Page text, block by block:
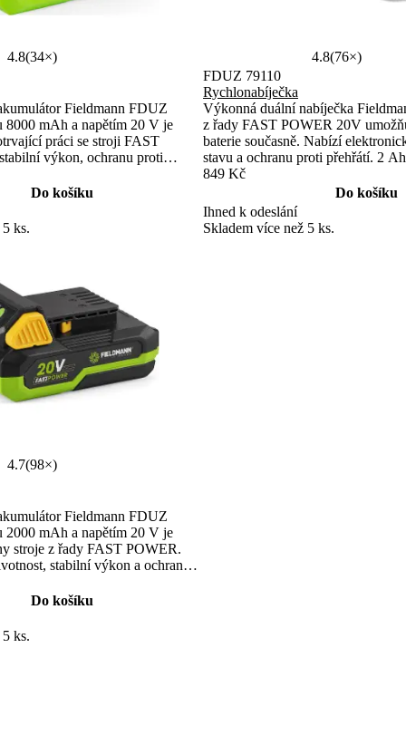
4.8(34×)
Fieldmann FDUZ
8000 mAh a napětím 20 V je
práci se stroji FAST
výkon, ochranu proti
FZR 70330-0, FZR 70385-0,
Do košíku
ks.
4.8(76×)
FDUZ 79110
Rychlonabíječka
Výkonná duální nabíječka
z řady FAST POWER 20V
baterie současně. Nabízí
stavu a ochranu proti přehřátí. 2
nabijete už za 60 minut.
849 Kč
Do košíku
Ihned k odeslání
Skladem více než 5 ks.
4.7(98×)
Fieldmann FDUZ
2000 mAh a napětím 20 V je
stroje z řady FAST POWER.
stabilní výkon a ochranu
kontrolu.Do košíku
ks.